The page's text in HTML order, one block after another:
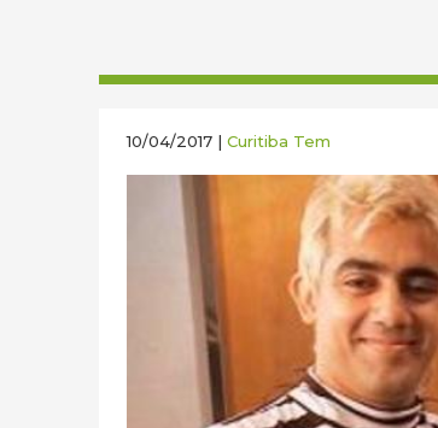
10/04/2017 |Curitiba Tem